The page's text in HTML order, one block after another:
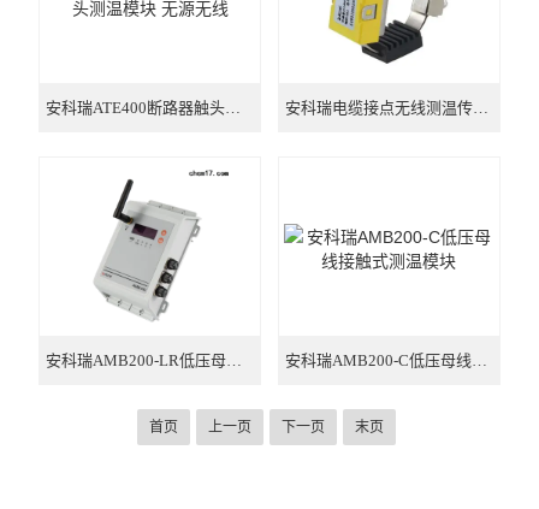
安科瑞ATE400断路器触头测温模块 无源无线 安科瑞电缆接点无线测温传感器ATE400
安科瑞AMB200-LR低压母线测温装置 导轨安装 安科瑞AMB200-C低压母线接触式测温模块
首页 上一页 下一页 末页